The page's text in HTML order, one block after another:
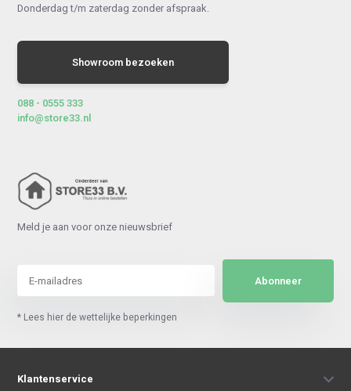
Donderdag t/m zaterdag zonder afspraak.
Showroom bezoeken
088 - 0555 333
info@store33.nl
Meld je aan voor onze nieuwsbrief
Abonneer
* Lees hier de wettelijke beperkingen
Klantenservice